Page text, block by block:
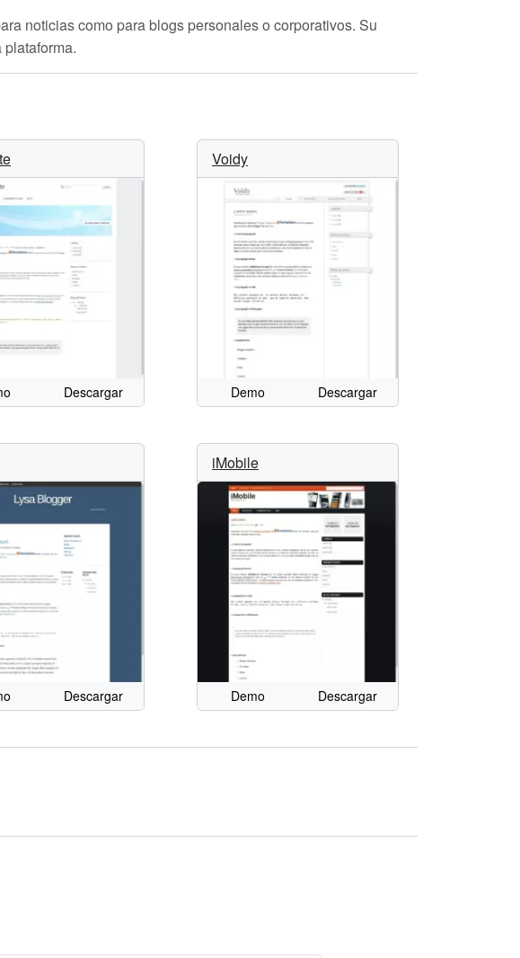
noticias como para blogs personales o corporativos. Su
Descargar
Voidy
Demo Descargar
Descargar
iMobile
Demo Descargar